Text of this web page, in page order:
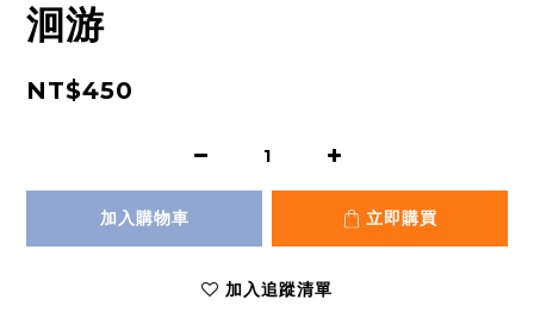
洄游
NT$450
加入購物車 立即購買
加入追蹤清單